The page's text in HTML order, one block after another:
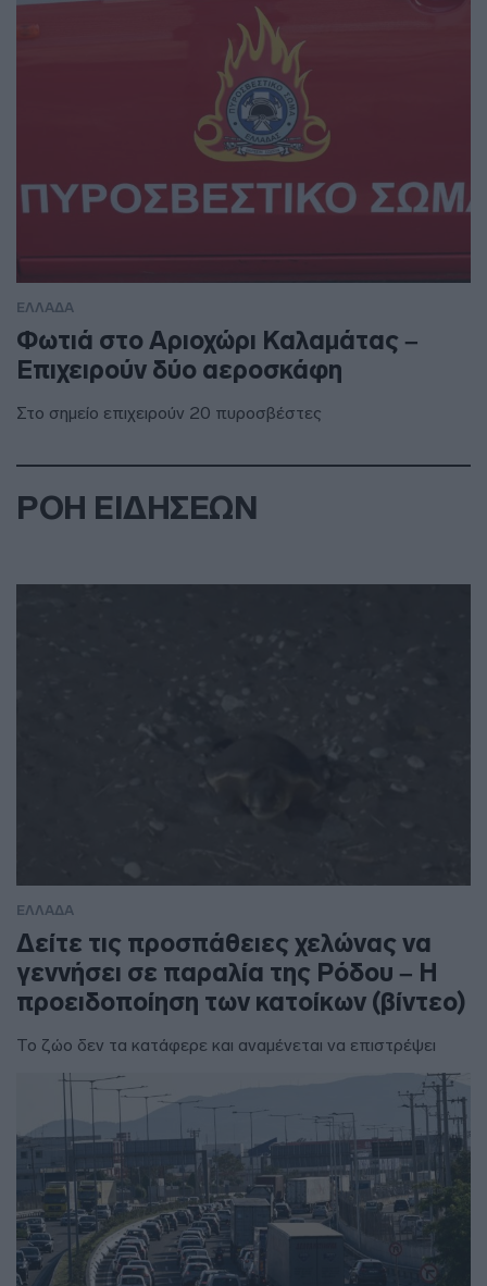
ΕΛΛΑΔΑ
Φωτιά στο Αριοχώρι Καλαμάτας –
Επιχειρούν δύο αεροσκάφη
Στο σημείο επιχειρούν 20 πυροσβέστες
ΡΟΗ ΕΙΔΗΣΕΩΝ
ΕΛΛΑΔΑ
Δείτε τις προσπάθειες χελώνας να
γεννήσει σε παραλία της Ρόδου – Η
προειδοποίηση των κατοίκων (βίντεο)
Το ζώο δεν τα κατάφερε και αναμένεται να επιστρέψει